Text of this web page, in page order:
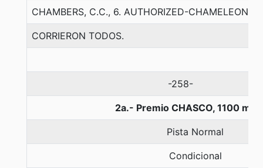
CHAMBERS, C.C., 6. AUTHORIZED-CHAMELEON
CORRIERON TODOS.
-258-
2a.- Premio CHASCO, 1100
Pista Normal
Condicional